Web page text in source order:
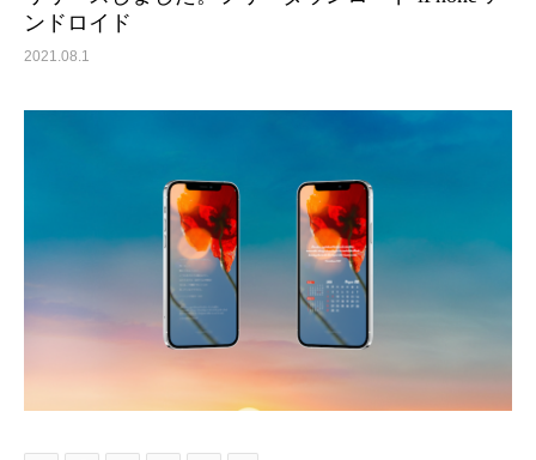
ンドロイド
2021.08.1
ポートフォリオ